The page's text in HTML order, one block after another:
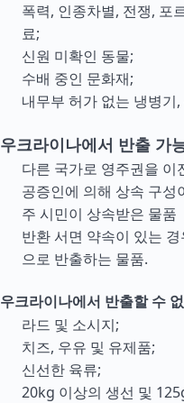
폭력, 인종차별, 전쟁, 포
료;
신원 미확인 동물;
수배 중인 문화재;
내무부 허가 없는 냉병기
우크라이나에서 반출 가
다른 국가로 영주권을 이
공증인에 의해 상속 구성
주 시민이 상속받은 물품
반환 서면 약속이 있는
으로 반출하는 물품.
우크라이나에서 반출할 수
라드 및 소시지;
치즈, 우유 및 유제품;
신선한 육류;
20kg 이상의 생선 및